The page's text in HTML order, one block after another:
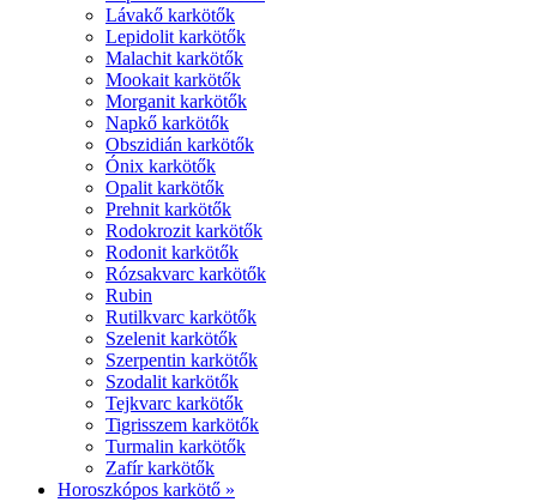
Lávakő karkötők
Lepidolit karkötők
Malachit karkötők
Mookait karkötők
Morganit karkötők
Napkő karkötők
Obszidián karkötők
Ónix karkötők
Opalit karkötők
Prehnit karkötők
Rodokrozit karkötők
Rodonit karkötők
Rózsakvarc karkötők
Rubin
Rutilkvarc karkötők
Szelenit karkötők
Szerpentin karkötők
Szodalit karkötők
Tejkvarc karkötők
Tigrisszem karkötők
Turmalin karkötők
Zafír karkötők
Horoszkópos karkötő »